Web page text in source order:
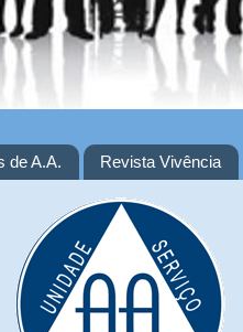
de A.A. Revista Vivência